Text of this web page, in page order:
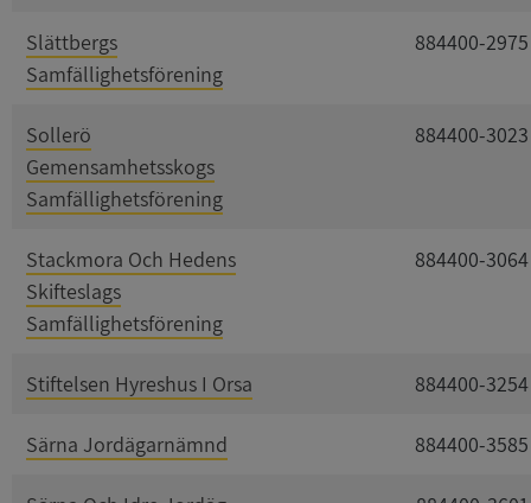
Slättbergs
Samfällighetsförening
884400-2975
Sollerö
Gemensamhetsskogs
Samfällighetsförening
884400-3023
Stackmora Och Hedens
Skifteslags
Samfällighetsförening
884400-3064
Stiftelsen Hyreshus I Orsa 884400-3254
Särna Jordägarnämnd 884400-3585